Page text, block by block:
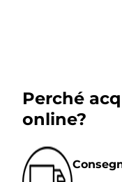
Perché
online?